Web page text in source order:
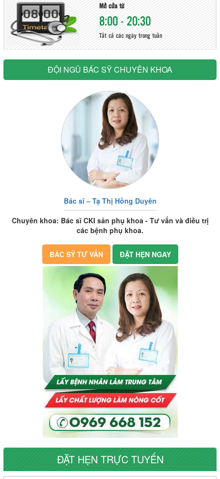
Mở cửa từ
8:00 - 20:30
Tất cả các ngày trong tuần
ĐỘI NGŨ BÁC SỸ CHUYÊN KHOA
Bác sĩ – Tạ Thị Hồng Duyên
Chuyên khoa: Bác sĩ CKI sản phụ khoa - Tư vấn và điều trị
các bệnh phụ khoa.
BÁC SỸ TƯ VẤN ĐẶT HẸN NGAY
ĐẶT HẸN TRỰC TUYẾN